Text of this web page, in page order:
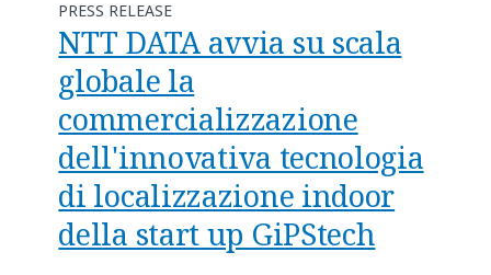
PRESS RELEASE
NTT DATA avvia su scala
globale la
commercializzazione
dell'innovativa tecnologia
di localizzazione indoor
della start up GiPStech